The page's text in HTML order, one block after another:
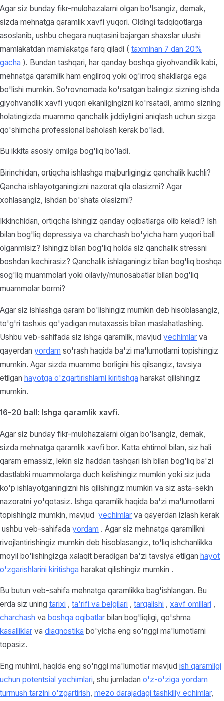
Agar siz bunday fikr-mulohazalarni olgan bo'lsangiz, demak,
sizda mehnatga qaramlik xavfi yuqori. Oldingi tadqiqotlarga
asoslanib, ushbu chegara nuqtasini bajargan shaxslar ulushi
mamlakatdan mamlakatga farq qiladi ( taxminan 7 dan 20%
gacha ). Bundan tashqari, har qanday boshqa giyohvandlik kabi,
mehnatga qaramlik ham engilroq yoki og'irroq shakllarga ega
bo'lishi mumkin. So'rovnomada ko'rsatgan balingiz sizning ishda
giyohvandlik xavfi yuqori ekanligingizni ko'rsatadi, ammo sizning
holatingizda muammo qanchalik jiddiyligini aniqlash uchun sizga
qo'shimcha professional baholash kerak bo'ladi.
Bu ikkita asosiy omilga bog'liq bo'ladi.
Birinchidan, ortiqcha ishlashga majburligingiz qanchalik kuchli?
Qancha ishlayotganingizni nazorat qila olasizmi? Agar
xohlasangiz, ishdan bo'shata olasizmi?
Ikkinchidan, ortiqcha ishingiz qanday oqibatlarga olib keladi? Ish
bilan bog'liq depressiya va charchash bo'yicha ham yuqori ball
olganmisiz? Ishingiz bilan bog'liq holda siz qanchalik stressni
boshdan kechirasiz? Qanchalik ishlaganingiz bilan bog'liq boshqa
sog'liq muammolari yoki oilaviy/munosabatlar bilan bog'liq
muammolar bormi?
Agar siz ishlashga qaram bo'lishingiz mumkin deb hisoblasangiz,
to'g'ri tashxis qo'yadigan mutaxassis bilan maslahatlashing.
Ushbu veb-sahifada siz ishga qaramlik, mavjud yechimlar va
qayerdan yordam so'rash haqida ba'zi ma'lumotlarni topishingiz
mumkin. Agar sizda muammo borligini his qilsangiz, tavsiya
etilgan hayotga o'zgartirishlarni kiritishga harakat qilishingiz
mumkin.
16-20 ball: Ishga qaramlik xavfi.
Agar siz bunday fikr-mulohazalarni olgan bo'lsangiz, demak,
sizda mehnatga qaramlik xavfi bor. Katta ehtimol bilan, siz hali
qaram emassiz, lekin siz haddan tashqari ish bilan bog'liq ba'zi
dastlabki muammolarga duch kelishingiz mumkin yoki siz juda
ko'p ishlayotganingizni his qilishingiz mumkin va siz asta-sekin
nazoratni yo'qotasiz. Ishga qaramlik haqida ba'zi ma'lumotlarni
topishingiz mumkin, mavjud yechimlar va qayerdan izlash kerak
ushbu veb-sahifada yordam . Agar siz mehnatga qaramlikni
rivojlantirishingiz mumkin deb hisoblasangiz, to'liq ishchanlikka
moyil bo'lishingizga xalaqit beradigan ba'zi tavsiya etilgan hayot
o'zgarishlarini kiritishga harakat qilishingiz mumkin .
Bu butun veb-sahifa mehnatga qaramlikka bag'ishlangan. Bu
erda siz uning tarixi , ta'rifi va belgilari , tarqalishi , xavf omillari ,
charchash va boshqa oqibatlar bilan bog'liqligi, qo'shma
kasalliklar va diagnostika bo'yicha eng so'nggi ma'lumotlarni
topasiz.
Eng muhimi, haqida eng so'nggi ma'lumotlar mavjud ish qaramligi
uchun potentsial yechimlari, shu jumladan o'z-o'ziga yordam
turmush tarzini o'zgartirish, mezo darajadagi tashkiliy echimlar,